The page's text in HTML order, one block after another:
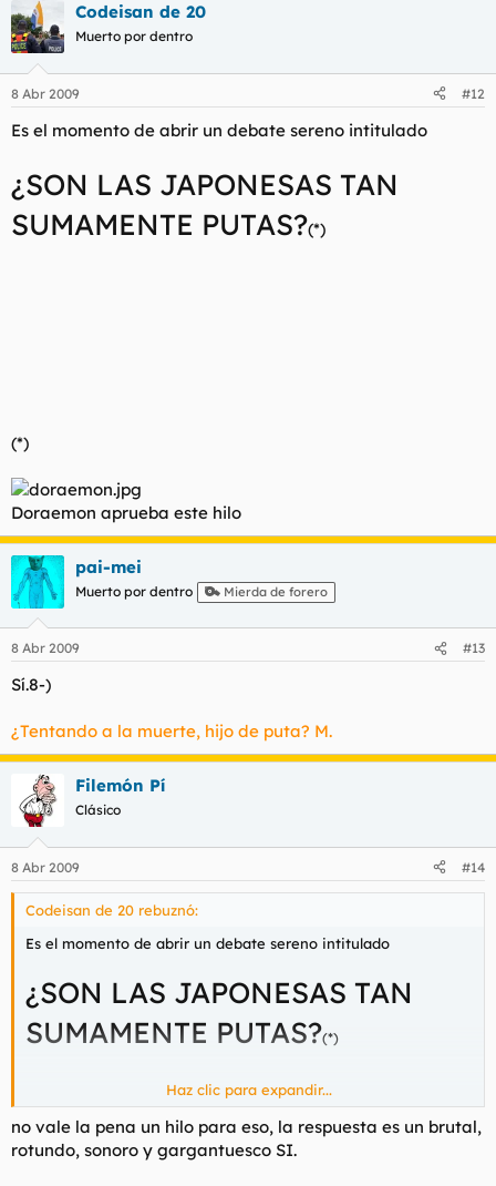
Codeisan de 20
Muerto por dentro
8 Abr 2009 #12
Es el momento de abrir un debate sereno intitulado
¿SON LAS JAPONESAS TAN
SUMAMENTE PUTAS?(*)
(*)
Doraemon aprueba este hilo
pai-mei
Muerto por dentro Mierda de forero
8 Abr 2009 #13
Sí.8-)
¿Tentando a la muerte, hijo de puta? M.
Filemón Pí
Clásico
8 Abr 2009 #14
Codeisan de 20 rebuznó:
Es el momento de abrir un debate sereno intitulado
¿SON LAS JAPONESAS TAN
SUMAMENTE PUTAS?(*)
Haz clic para expandir...
no vale la pena un hilo para eso, la respuesta es un brutal,
rotundo, sonoro y gargantuesco SI.